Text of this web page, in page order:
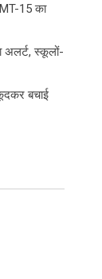
15 का
अलर्ट, स्कूलों-
बचाई